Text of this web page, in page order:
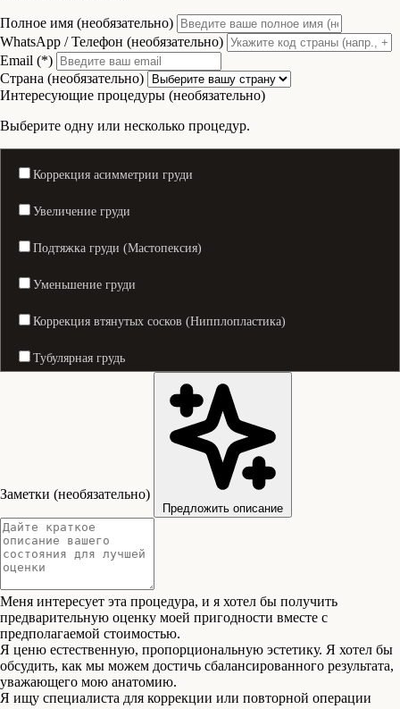
Полное имя (необязательно)
WhatsApp / Телефон (необязательно)
Email (*)
Страна (необязательно)
Интересующие процедуры (необязательно)
Выберите одну или несколько процедур.
Коррекция асимметрии груди
Увеличение груди
Подтяжка груди (Мастопексия)
Уменьшение груди
Коррекция втянутых сосков (Нипплопластика)
Тубулярная грудь
Хирургия век (Blepharoplasty)
Лифтинг лба
Контурная пластика губ
Лифтинг средней трети лица
Коррекция ушей (Отопластика)
Молодость периокулярной области
Заметки (необязательно)
Предложить описание
Меня интересует эта процедура, и я хотел бы получить
предварительную оценку моей пригодности вместе с
предполагаемой стоимостью.
Я ценю естественную, пропорциональную эстетику. Я хотел бы
обсудить, как мы можем достичь сбалансированного результата,
уважающего мою анатомию.
Я ищу специалиста для коррекции или повторной операции